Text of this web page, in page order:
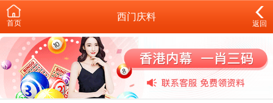
首页
西门庆料
返回